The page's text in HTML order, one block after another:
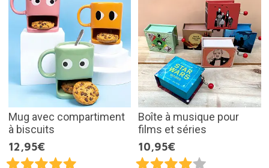
Mug avec compartiment
à biscuits
12,95€
Boîte à musique pour
films et séries
10,95€